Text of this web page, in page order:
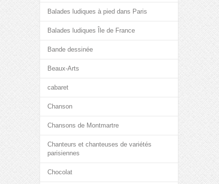
Balades ludiques à pied dans Paris
Balades ludiques Île de France
Bande dessinée
Beaux-Arts
cabaret
Chanson
Chansons de Montmartre
Chanteurs et chanteuses de variétés
parisiennes
Chocolat